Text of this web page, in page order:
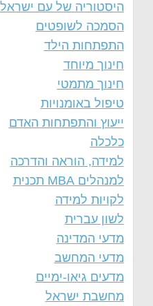
היסטוריה של עם ישראל
הסמכה לשופטים
התפתחות הילד
חינוך מיוחד
חינוך מתמטי
טיפול באומנויות
ייעוץ והתפתחות האדם
כלכלה
למידה, הוראה והדרכה
למנהלים MBA תכנית
לקויות למידה
לשון עברית
מדעי המדינה
מדעי המחשב
מדעים גיאו-ימיים
מחשבת ישראל